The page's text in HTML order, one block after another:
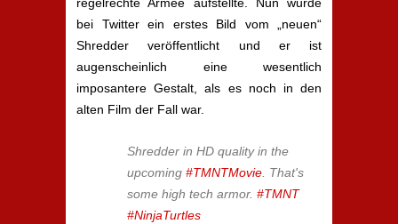
bei Twitter ein erstes Bild vom „neuen“
Shredder veröffentlicht und er ist
augenscheinlich eine wesentlich
imposantere Gestalt, als es noch in den
alten Film der Fall war.
Shredder in HD quality in the
upcoming #TMNTMovie . That's
some high tech armor. #TMNT
#NinjaTurtles